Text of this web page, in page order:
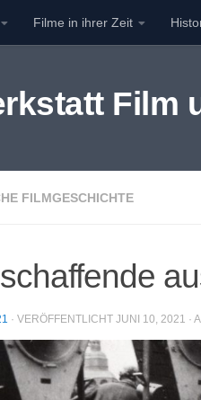
Filme in ihrer Zeit
Film
FILMGESCHICHTE
· VERÖFFENTLICHT JUNI 10, 2021 ·